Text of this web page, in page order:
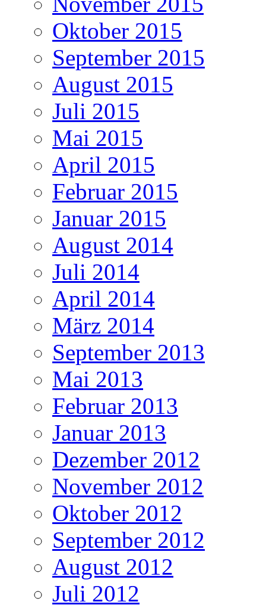
Oktober 2015
September 2015
August 2015
Juli 2015
Mai 2015
April 2015
Februar 2015
Januar 2015
August 2014
Juli 2014
April 2014
März 2014
September 2013
Mai 2013
Februar 2013
Januar 2013
Dezember 2012
November 2012
Oktober 2012
September 2012
August 2012
Juli 2012